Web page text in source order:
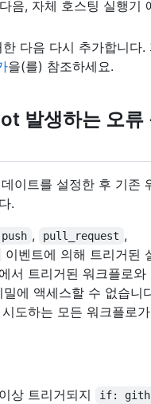
음, 자체 호스팅 실행기
다음 다시 추가합니다.
을(를) 참조하세요.
발생하는 오류
이트를 설정한 후 기존
.
push , pull_request ,
이벤트에 의해 트리거된
서 트리거된 워크플로와
에 액세스할 수 없습니
도하는 모든 워크플로
상 트리거되지
if: